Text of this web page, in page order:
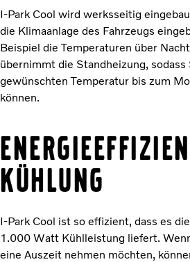
I-Park Cool wird werksseitig
die Klimaanlage des Fahrzeugs
Beispiel die Temperaturen über
übernimmt die Standheizung, sodass
gewünschten Temperatur bis zum
können.
Kühlung
I-Park Cool ist so effizient, dass es
1.000 Watt Kühlleistung liefert.
eine Auszeit nehmen möchten,